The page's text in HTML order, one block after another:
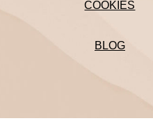
COOKIES
BLOG